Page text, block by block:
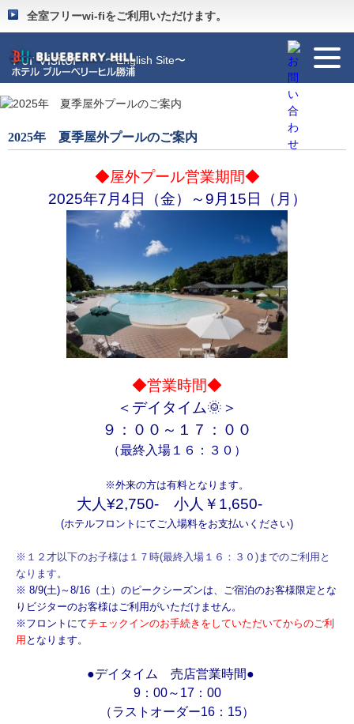
全室フリーwi-fiをご利用いただけます。
Guide 〜施設のご案内〜
For Visitor 〜English Site〜
2025年 夏季屋外プールのご案内
◆屋外プール営業期間◆
2025年7月4日（金）～9月15日（月）
◆営業時間◆
＜デイタイム🌞＞
９：００～１７：００
（最終入場１６：３０）
※外来の方は有料となります。
大人¥2,750‐ 小人￥1,650‐
(ホテルフロントにてご入場料をお支払いください)
※１２才以下のお子様は１７時(最終入場１６：３０)までのご利用と
なります。
※ 8/9(土)～8/16（土）のピークシーズンは、ご宿泊のお客様限定とな
りビジターのお客様はご利用がいただけません。
※フロントにてチェックインのお手続きをしていただいてからのご利
用 となります。
●デイタイム 売店営業時間●
9：00～17：00
（ラストオーダー16：15）